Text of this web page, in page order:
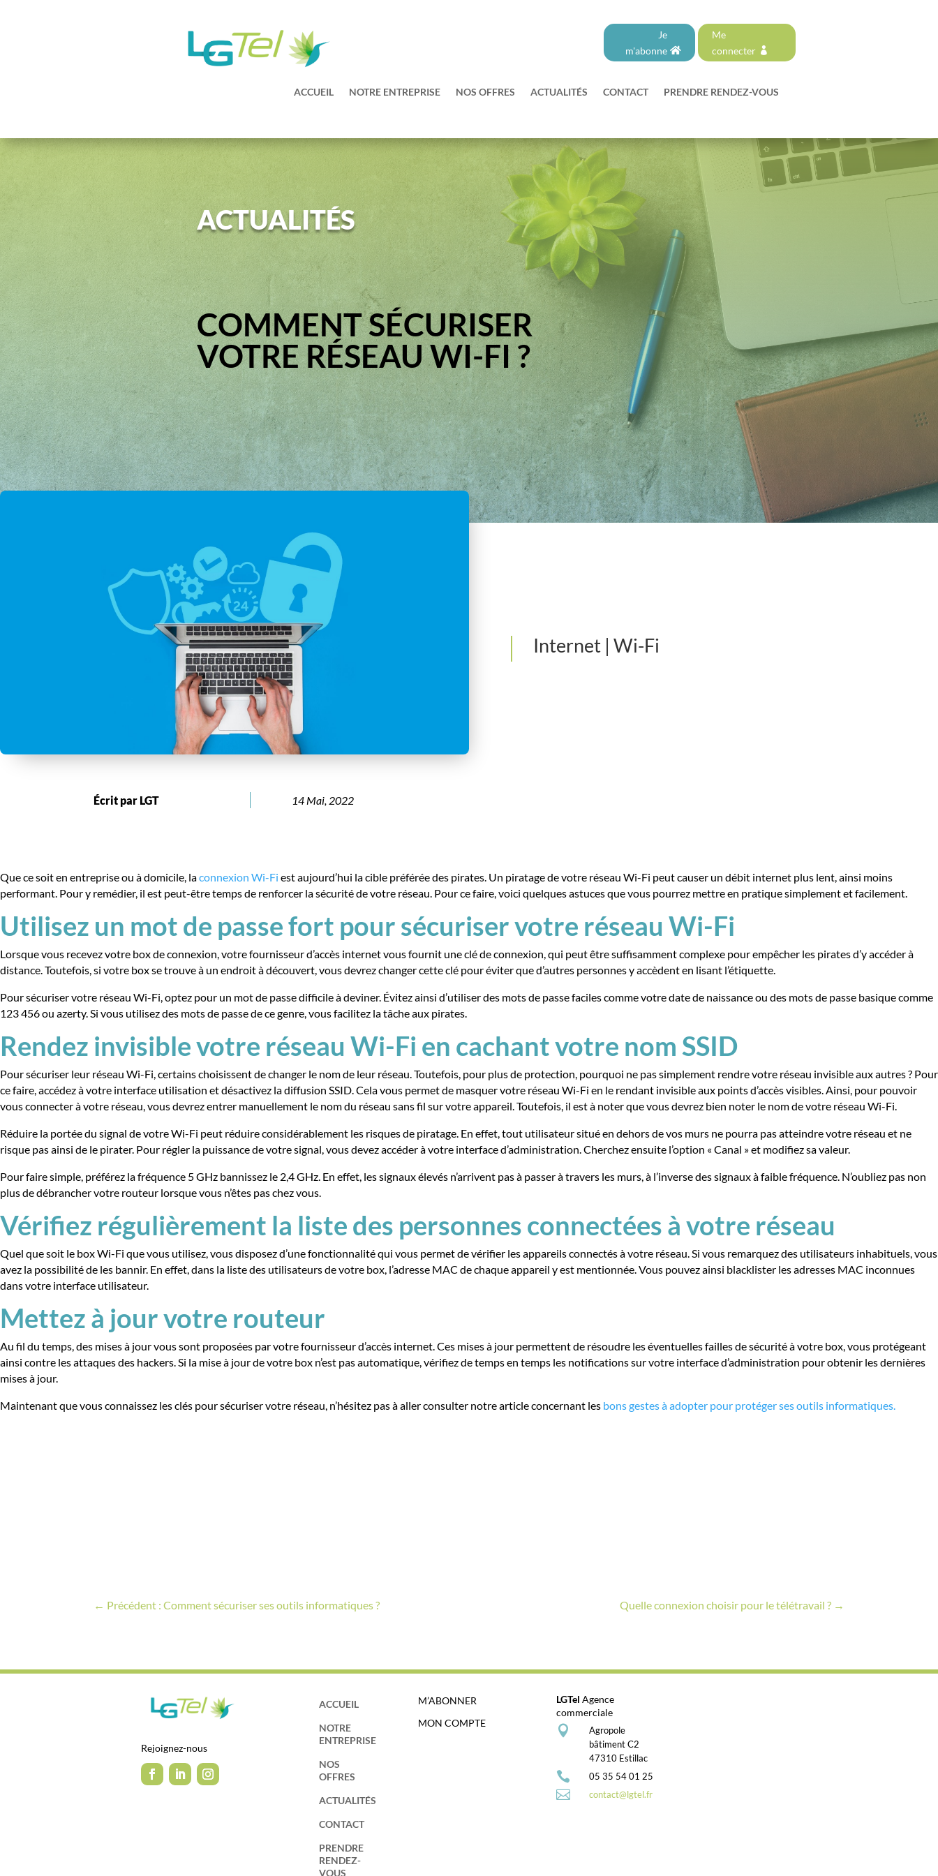
Je
m'abonne
Me
connecter
ACCUEIL NOTRE ENTREPRISE NOS OFFRES ACTUALITÉS CONTACT PRENDRE RENDEZ-VOUS
ACTUALITÉS
COMMENT SÉCURISER
VOTRE RÉSEAU WI-FI ?
Internet | Wi-Fi
Écrit par LGT 14 Mai, 2022
Que ce soit en entreprise ou à domicile, laconnexion Wi-Fi est aujourd’hui la cible préférée des pirates. Un piratage de votre réseau Wi-Fi peut causer un débit internet plus lent, ainsi moins
performant. Pour y remédier, il est peut-être temps de renforcer la sécurité de votre réseau. Pour ce faire, voici quelques astuces que vous pourrez mettre en pratique simplement et facilement.
Utilisez un mot de passe fort pour sécuriser votre réseau Wi-Fi
Lorsque vous recevez votre box de connexion, votre fournisseur d’accès internet vous fournit une clé de connexion, qui peut être suffisamment complexe pour empêcher les pirates d’y accéder à
distance. Toutefois, si votre box se trouve à un endroit à découvert, vous devrez changer cette clé pour éviter que d’autres personnes y accèdent en lisant l’étiquette.
Pour sécuriser votre réseau Wi-Fi, optez pour un mot de passe difficile à deviner. Évitez ainsi d’utiliser des mots de passe faciles comme votre date de naissance ou des mots de passe basique comme
123 456 ou azerty. Si vous utilisez des mots de passe de ce genre, vous facilitez la tâche aux pirates.
Rendez invisible votre réseau Wi-Fi en cachant votre nom SSID
Pour sécuriser leur réseau Wi-Fi, certains choisissent de changer le nom de leur réseau. Toutefois, pour plus de protection, pourquoi ne pas simplement rendre votre réseau invisible aux autres ? Pour
ce faire, accédez à votre interface utilisation et désactivez la diffusion SSID. Cela vous permet de masquer votre réseau Wi-Fi en le rendant invisible aux points d’accès visibles. Ainsi, pour pouvoir
vous connecter à votre réseau, vous devrez entrer manuellement le nom du réseau sans fil sur votre appareil. Toutefois, il est à noter que vous devrez bien noter le nom de votre réseau Wi-Fi.
Réduire la portée du signal de votre Wi-Fi peut réduire considérablement les risques de piratage. En effet, tout utilisateur situé en dehors de vos murs ne pourra pas atteindre votre réseau et ne
risque pas ainsi de le pirater. Pour régler la puissance de votre signal, vous devez accéder à votre interface d’administration. Cherchez ensuite l’option « Canal » et modifiez sa valeur.
Pour faire simple, préférez la fréquence 5 GHz bannissez le 2,4 GHz. En effet, les signaux élevés n’arrivent pas à passer à travers les murs, à l’inverse des signaux à faible fréquence. N’oubliez pas non
plus de débrancher votre routeur lorsque vous n’êtes pas chez vous.
Vérifiez régulièrement la liste des personnes connectées à votre réseau
Quel que soit le box Wi-Fi que vous utilisez, vous disposez d’une fonctionnalité qui vous permet de vérifier les appareils connectés à votre réseau. Si vous remarquez des utilisateurs inhabituels, vous
avez la possibilité de les bannir. En effet, dans la liste des utilisateurs de votre box, l’adresse MAC de chaque appareil y est mentionnée. Vous pouvez ainsi blacklister les adresses MAC inconnues
dans votre interface utilisateur.
Mettez à jour votre routeur
Au fil du temps, des mises à jour vous sont proposées par votre fournisseur d’accès internet. Ces mises à jour permettent de résoudre les éventuelles failles de sécurité à votre box, vous protégeant
ainsi contre les attaques des hackers. Si la mise à jour de votre box n’est pas automatique, vérifiez de temps en temps les notifications sur votre interface d’administration pour obtenir les dernières
mises à jour.
Maintenant que vous connaissez les clés pour sécuriser votre réseau, n’hésitez pas à aller consulter notre article concernant les bons gestes à adopter pour protéger ses outils informatiques.
← Précédent : Comment sécuriser ses outils informatiques ? Quelle connexion choisir pour le télétravail ?→
Rejoignez-nous
ACCUEIL
NOTRE
ENTREPRISE
NOS
OFFRES
ACTUALITÉS
CONTACT
PRENDRE
RENDEZ-
VOUS
M’ABONNER
MON COMPTE
LGTelAgence
commerciale

Agropole
bâtiment C2
47310 Estillac
 05 35 54 01 25
 contact@lgtel.fr